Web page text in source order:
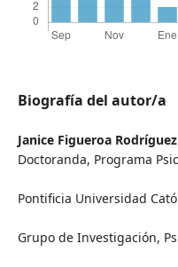
Biografía del autor/a
Janice Figueroa Rodríguez
Doctoranda, Programa
Pontificia Universidad
Grupo de Investigación,